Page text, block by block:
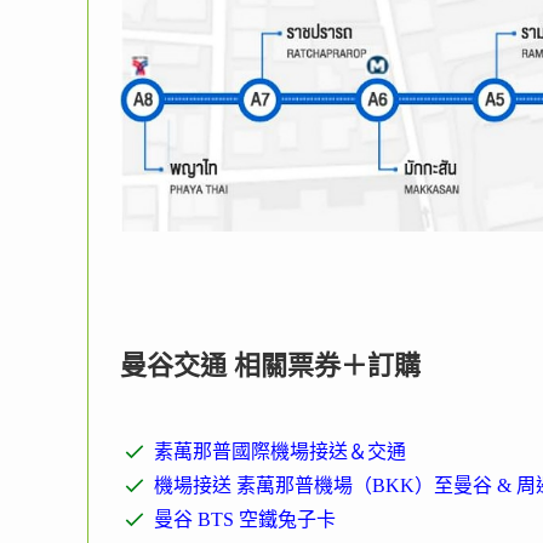
曼谷交通 相關票券＋訂購
素萬那普國際機場接送＆交通
機場接送 素萬那普機場（BKK）至曼谷 & 周
曼谷 BTS 空鐵兔子卡